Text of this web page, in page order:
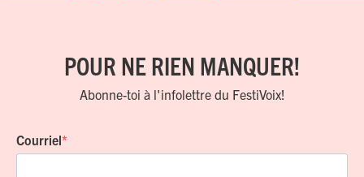
POUR NE RIEN MANQUER!
Abonne-toi à l'infolettre du FestiVoix!
Courriel